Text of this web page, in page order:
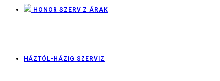
HONOR SZERVIZ ÁRAK
HÁZTÓL-HÁZIG SZERVIZ